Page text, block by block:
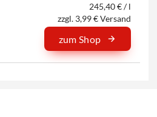
245,40 € / l
zzgl. 3,99 € Versand
zum Shop